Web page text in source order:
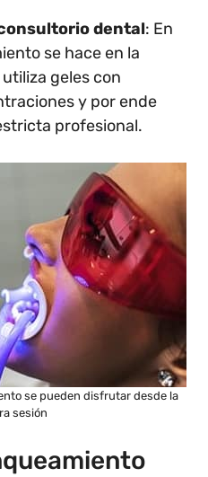
dental: En
se hace en la
geles con
y por ende
profesional.
se pueden disfrutar desde la
sesión